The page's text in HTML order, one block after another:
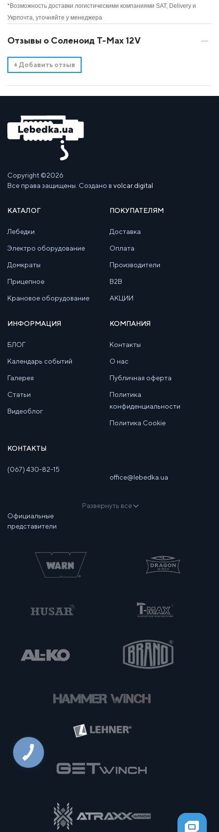
*Возможность доставки логистическими компаниями SAT, Delivery и
Укрпочта, уточняйте у менеджера
Отзывы о Соленоид T-Max 12V
+ Добавить отзыв
Copyright ©2026
Все права защищены. Создано в volcar.digital
КАТАЛОГ
Лебедки
Электро оборудование
Домкраты
Прицепное
Крановое оборудование
ПОКУПАТЕЛЯМ
Доставка
Оплата
Производители
B2B
АКЦИИ
ИНФОРМАЦИЯ
БЛОГ
Календарь событий
Галерея
Статьи
Видеоблог
КОМПАНИЯ
Контакты
О нас
Публичная оферта
Политика
конфиденциальности
Политика Cookie
КОНТАКТЫ
(067) 430-82-15
office@lebedka.ua
Развернуть все
Официальные
представители